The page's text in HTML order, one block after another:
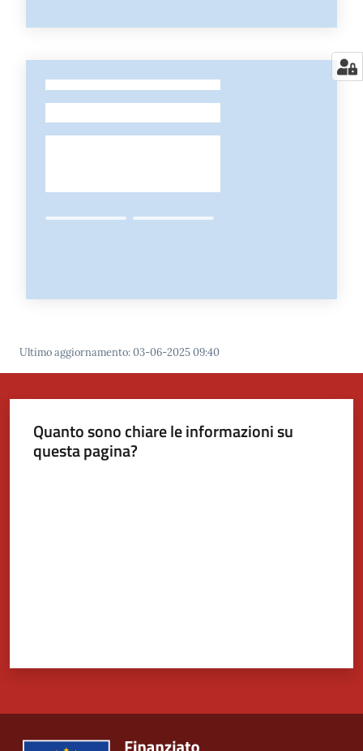
-
Ultimo aggiornamento:03-06-2025 09:40
Quanto sono chiare le informazioni su
questa pagina?